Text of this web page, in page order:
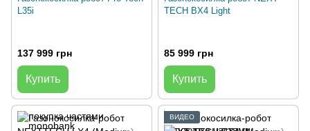
L35i
137 999 грн
Купить
TECH BX4 Light
85 999 грн
Купить
ВИДЕО